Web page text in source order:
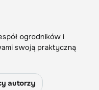
ogrodników i
swoją praktyczną
autorzy